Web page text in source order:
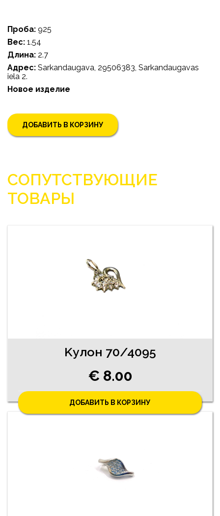
Проба: 925
Bес: 1.54
Длина: 2.7
Адрес: Sarkandaugava, 29506383, Sarkandaugavas
iela 2.
Новое изделие
ДОБАВИТЬ В КОРЗИНУ
СОПУТСТВУЮЩИЕ
ТОВАРЫ
Kулон 70/4095
€ 8.00
ДОБАВИТЬ В КОРЗИНУ